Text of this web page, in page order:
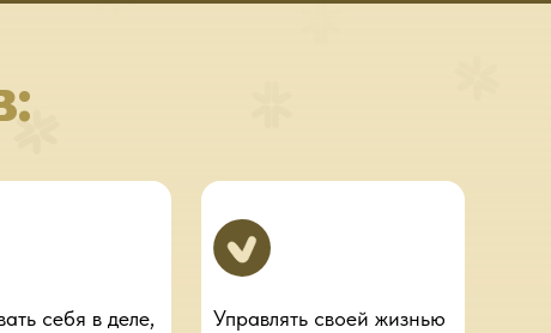
Управлять своей жизнью
себя в деле,